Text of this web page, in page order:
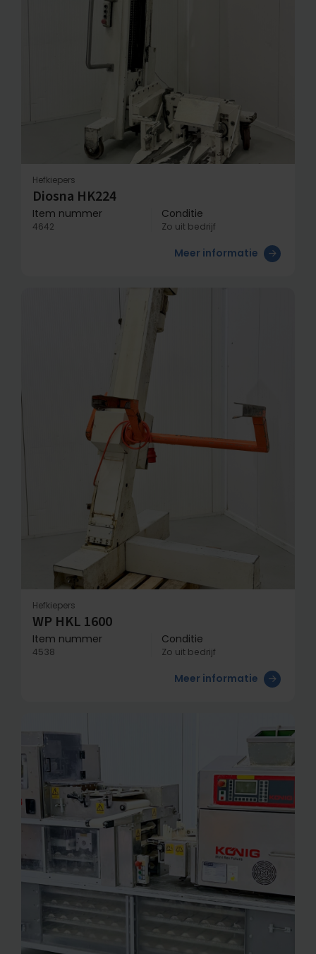
Hefkiepers
Diosna HK224
Item nummer
4642
Conditie
Zo uit bedrijf
Meer informatie
Hefkiepers
WP HKL 1600
Item nummer
4538
Conditie
Zo uit bedrijf
Meer informatie